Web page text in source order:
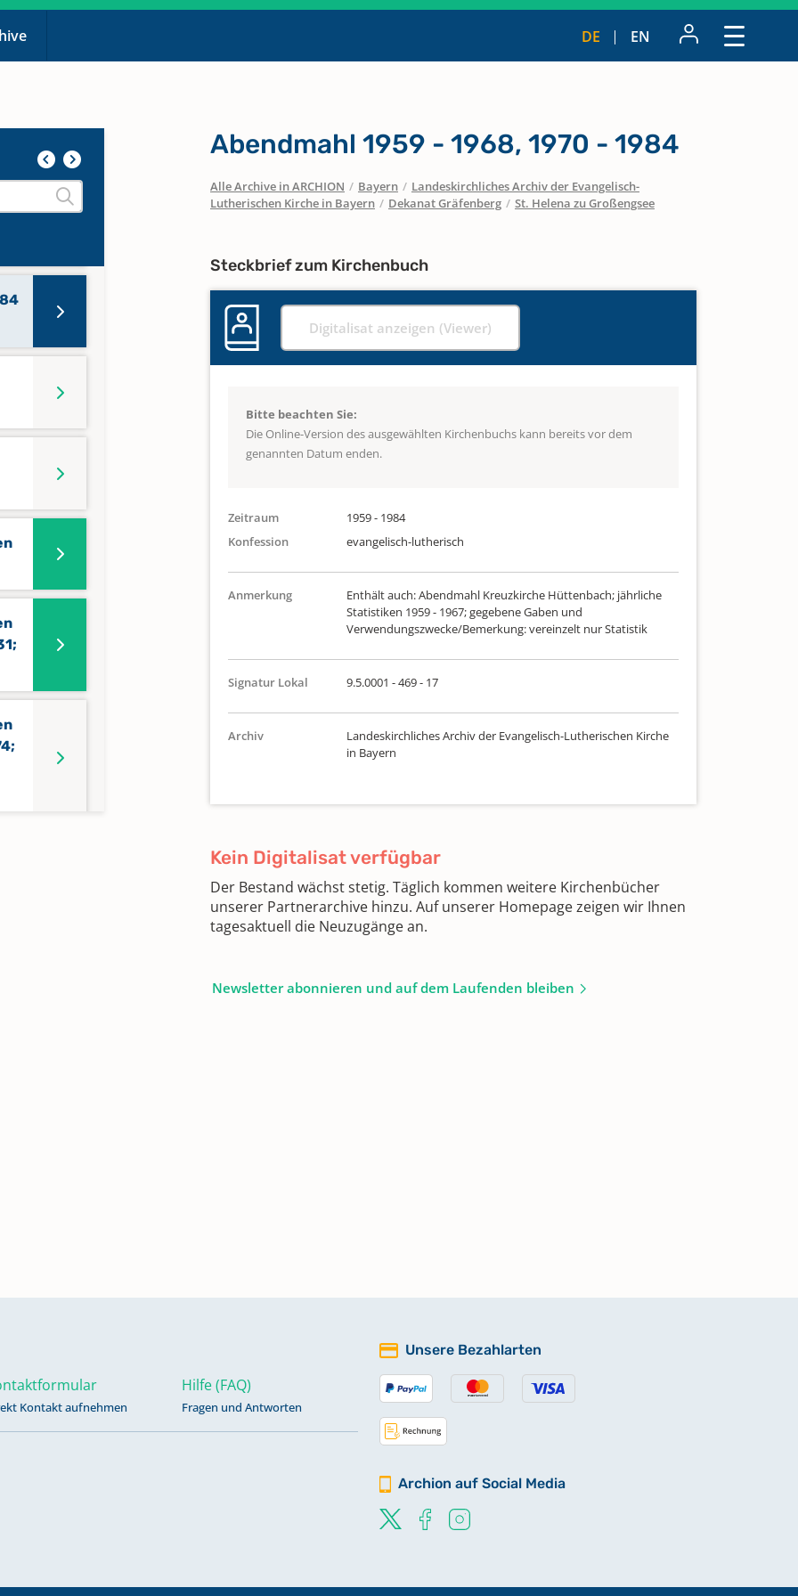
DE EN
Abendmahl 1959 - 1968, 1970 - 1984
Alle Archive in ARCHION / Bayern / Landeskirchliches Archiv der Evangelisch-
Lutherischen Kirche in Bayern / Dekanat Gräfenberg / St. Helena zu Großengsee
Steckbrief zum Kirchenbuch
Digitalisat anzeigen (Viewer)
Bitte beachten Sie:
Die Online-Version des ausgewählten Kirchenbuchs kann bereits vor dem
genannten Datum enden.
Zeitraum
1959 - 1984
Konfession
evangelisch-lutherisch
Anmerkung
Enthält auch: Abendmahl Kreuzkirche Hüttenbach; jährliche
Statistiken 1959 - 1967; gegebene Gaben und
Verwendungszwecke/Bemerkung: vereinzelt nur Statistik
Signatur Lokal 9.5.0001 - 469 - 17
Archiv
Landeskirchliches Archiv der Evangelisch-Lutherischen Kirche
in Bayern
Kein Digitalisat verfügbar
Der Bestand wächst stetig. Täglich kommen weitere Kirchenbücher
unserer Partnerarchive hinzu. Auf unserer Homepage zeigen wir Ihnen
tagesaktuell die Neuzugänge an.
Newsletter abonnieren und auf dem Laufenden bleiben
Kontakt aufnehmen
Hilfe (FAQ)
Fragen und Antworten
Unsere Bezahlarten
Archion auf Social Media